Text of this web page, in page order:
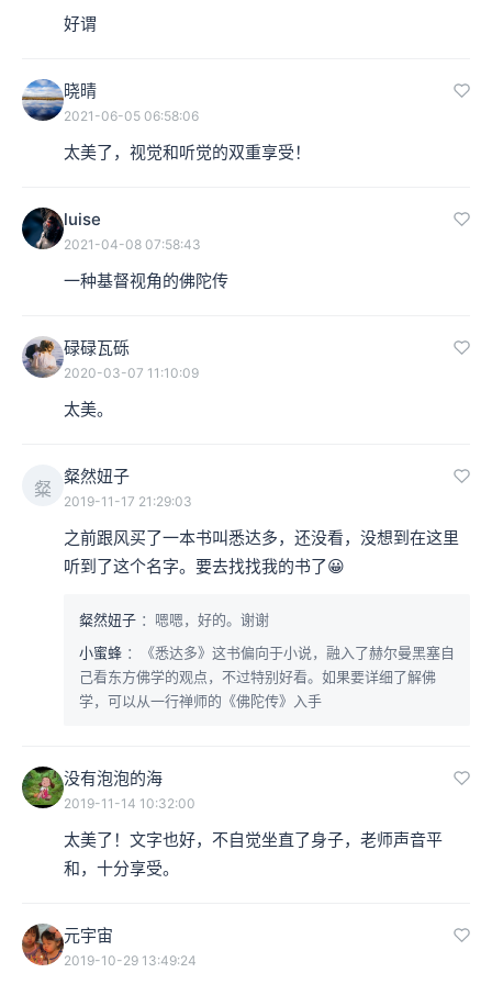
好谓
晓晴
2021-06-05 06:58:06
太美了，视觉和听觉的双重享受！
luise
2021-04-08 07:58:43
一种基督视角的佛陀传
碌碌瓦砾
2020-03-07 11:10:09
太美。
粲
粲然妞子
2019-11-17 21:29:03
之前跟风买了一本书叫悉达多，还没看，没想到在这里
听到了这个名字。要去找找我的书了😀
粲然妞子 ：嗯嗯，好的。谢谢
小蜜蜂 ：《悉达多》这书偏向于小说，融入了赫尔曼黑塞自
己看东方佛学的观点，不过特别好看。如果要详细了解佛
学，可以从一行禅师的《佛陀传》入手
没有泡泡的海
2019-11-14 10:32:00
太美了！文字也好，不自觉坐直了身子，老师声音平
和，十分享受。
元宇宙
2019-10-29 13:49:24